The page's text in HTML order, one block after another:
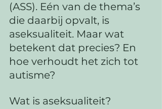
(ASS). Eén van de thema’s
die daarbij opvalt, is
aseksualiteit. Maar wat
betekent dat precies? En
hoe verhoudt het zich tot
autisme?
Wat is aseksualiteit?